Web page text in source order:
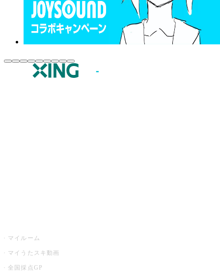
マイルーム
マイうたスキ動画
全国採点GP